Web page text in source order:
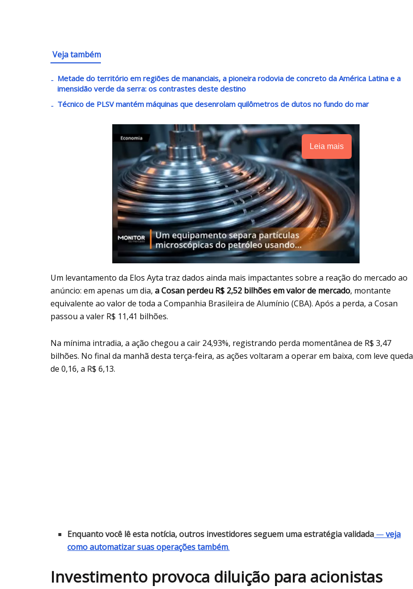
Veja também
Metade do território em regiões de mananciais, a pioneira rodovia de concreto da América Latina e a
imensidão verde da serra: os contrastes deste destino
Técnico de PLSV mantém máquinas que desenrolam quilômetros de dutos no fundo do mar
Leia mais
Um levantamento da Elos Ayta traz dados ainda mais impactantes sobre a reação do mercado ao
anúncio: em apenas um dia, a Cosan perdeu R$ 2,52 bilhões em valor de mercado, montante
equivalente ao valor de toda a Companhia Brasileira de Alumínio (CBA). Após a perda, a Cosan
passou a valer R$ 11,41 bilhões.
Na mínima intradia, a ação chegou a cair 24,93%, registrando perda momentânea de R$ 3,47
bilhões. No final da manhã desta terça-feira, as ações voltaram a operar em baixa, com leve queda
de 0,16, a R$ 6,13.
Enquanto você lê esta notícia, outros investidores seguem uma estratégia validada —veja
como automatizar suas operações também.
Investimento provoca diluição para acionistas